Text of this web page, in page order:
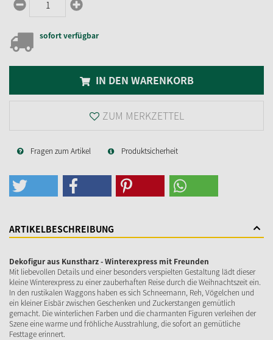
sofort verfügbar
IN DEN WARENKORB
ZUM MERKZETTEL
Fragen zum Artikel Produktsicherheit
ARTIKELBESCHREIBUNG
Dekofigur aus Kunstharz - Winterexpress mit Freunden
Mit liebevollen Details und einer besonders verspielten Gestaltung lädt dieser
kleine Winterexpress zu einer zauberhaften Reise durch die Weihnachtszeit ein.
In den rustikalen Waggons haben es sich Schneemann, Reh, Vögelchen und
ein kleiner Eisbär zwischen Geschenken und Zuckerstangen gemütlich
gemacht. Die winterlichen Farben und die charmanten Figuren verleihen der
Szene eine warme und fröhliche Ausstrahlung, die sofort an gemütliche
Festtage erinnert.